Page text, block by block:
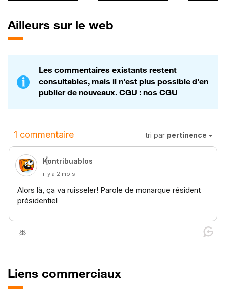
Ailleurs sur le web
Les commentaires existants restent
consultables, mais il n'est plus possible d'en
publier de nouveaux. CGU : nos CGU
Liens commerciaux